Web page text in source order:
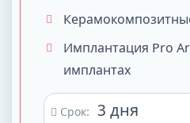
Имплантация Pro
имплантах
Срок: 3 дня